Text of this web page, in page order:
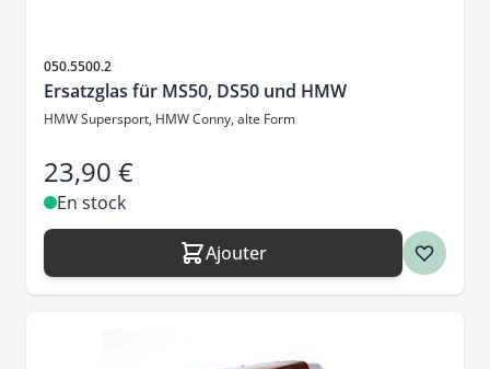
SKU
050.5500.2
Ersatzglas für MS50, DS50 und HMW
HMW Supersport, HMW Conny, alte Form
23,90 €
En stock
Ajouter